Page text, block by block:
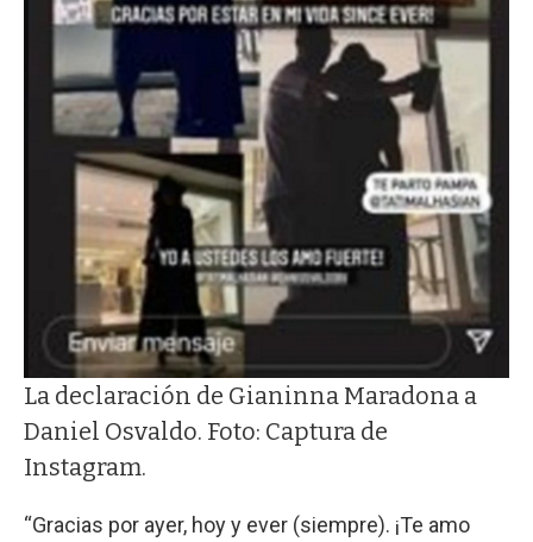
La declaración de Gianinna Maradona a
Daniel Osvaldo. Foto: Captura de
Instagram.
“Gracias por ayer, hoy y ever (siempre). ¡Te amo